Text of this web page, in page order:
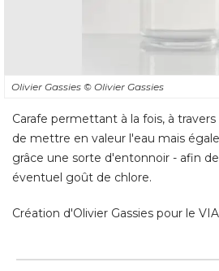
Olivier Gassies © Olivier Gassies
Carafe permettant à la fois, à
de mettre en valeur l'eau mais
grâce une sorte d'entonnoir - afin
éventuel goût de chlore.
Création d'Olivier Gassies pour le